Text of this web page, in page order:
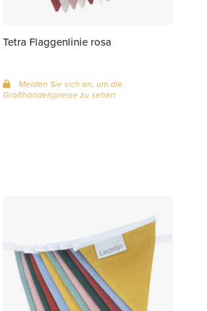
Tetra Flaggenlinie rosa
Melden Sie sich an, um die
Großhandelspreise zu sehen